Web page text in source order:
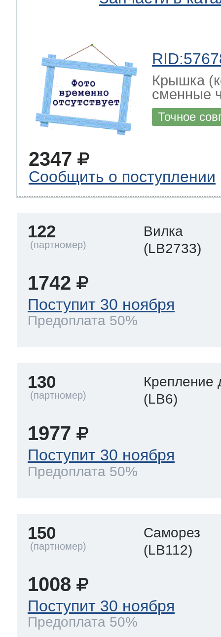
Крышка
сменные
Точное
2347
Сообщить о поступлении
122
Вилка
(LB2733)
1742
Поступит 30 ноября
Предоплата 50%
130
Крепление
(LB6)
1977
Поступит 30 ноября
Предоплата 50%
150
Саморез
(LB112)
1008
Поступит 30 ноября
Предоплата 50%